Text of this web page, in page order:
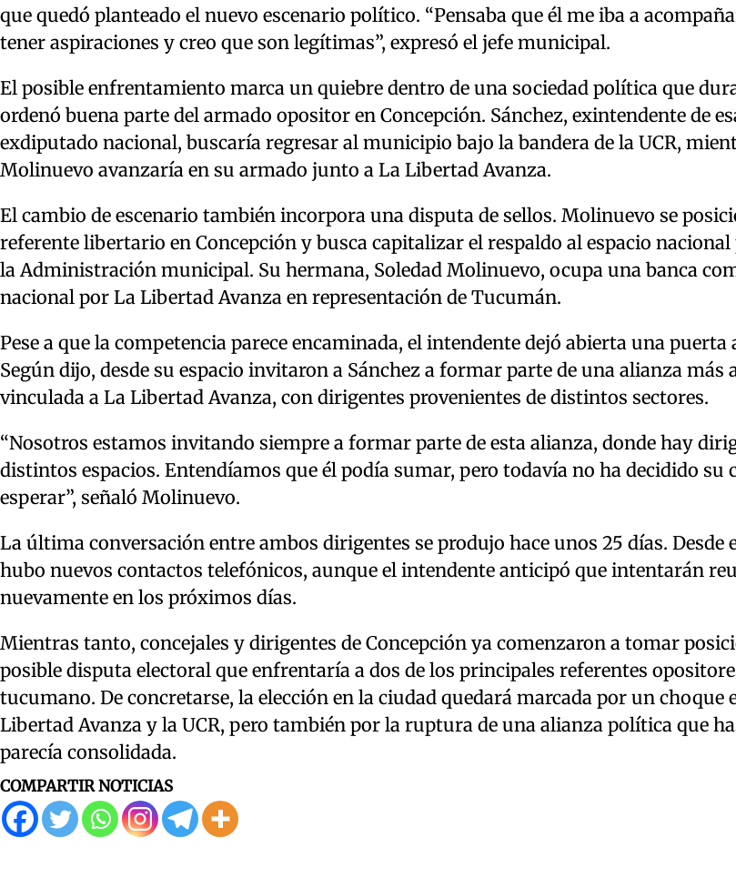
que quedó planteado el nuevo escenario político. “Pensaba que él me iba a
tener aspiraciones y creo que son legítimas”, expresó el jefe municipal.
El posible enfrentamiento marca un quiebre dentro de una sociedad política que
ordenó buena parte del armado opositor en Concepción. Sánchez, exintendente de
exdiputado nacional, buscaría regresar al municipio bajo la bandera de la UCR,
Molinuevo avanzaría en su armado junto a La Libertad Avanza.
El cambio de escenario también incorpora una disputa de sellos. Molinuevo se
referente libertario en Concepción y busca capitalizar el respaldo al espacio nacional
la Administración municipal. Su hermana, Soledad Molinuevo, ocupa una banca
nacional por La Libertad Avanza en representación de Tucumán.
Pese a que la competencia parece encaminada, el intendente dejó abierta una puerta
Según dijo, desde su espacio invitaron a Sánchez a formar parte de una alianza más
vinculada a La Libertad Avanza, con dirigentes provenientes de distintos sectores.
“Nosotros estamos invitando siempre a formar parte de esta alianza, donde hay
distintos espacios. Entendíamos que él podía sumar, pero todavía no ha decidido su
esperar”, señaló Molinuevo.
La última conversación entre ambos dirigentes se produjo hace unos 25 días. Desde
hubo nuevos contactos telefónicos, aunque el intendente anticipó que intentarán
nuevamente en los próximos días.
Mientras tanto, concejales y dirigentes de Concepción ya comenzaron a tomar
posible disputa electoral que enfrentaría a dos de los principales referentes
tucumano. De concretarse, la elección en la ciudad quedará marcada por un choque
Libertad Avanza y la UCR, pero también por la ruptura de una alianza política que
parecía consolidada.
COMPARTIR NOTICIAS